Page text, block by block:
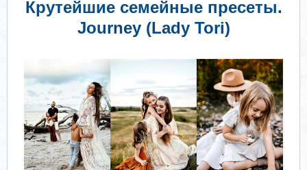
Крутейшие семейные пресеты.
Journey (Lady Tori)